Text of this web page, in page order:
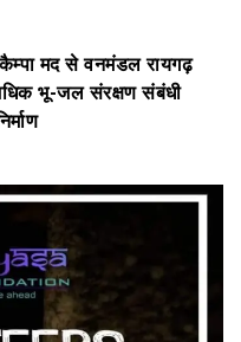
मद से वनमंडल रायगढ़
भू-जल संरक्षण संबंधी